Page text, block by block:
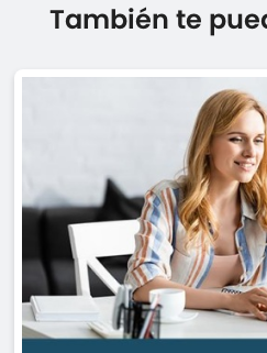
También te